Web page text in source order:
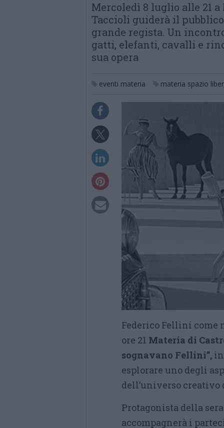
Mercoledì 8 luglio alle 21
Taccioli guiderà il
grande regista. Un
gatti, elefanti, cavalli e
sua opera
eventi materia materia spazio
Federico Fellini come
ore 21 Materia di
sognavano Fellini”,
esplorare uno degli
dell’universo
Protagonista della
accompagnerà i